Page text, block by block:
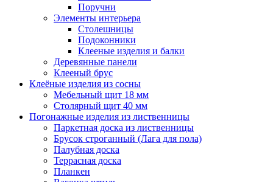
Поручни
Элементы интерьера
Столешницы
Подоконники
Клееные изделия и балки
Деревянные панели
Клееный брус
Клеёные изделия из сосны
Мебельный щит 18 мм
Столярный щит 40 мм
Погонажные изделия из лиственницы
Паркетная доска из лиственницы
Брусок строганный (Лага для пола)
Палубная доска
Террасная доска
Планкен